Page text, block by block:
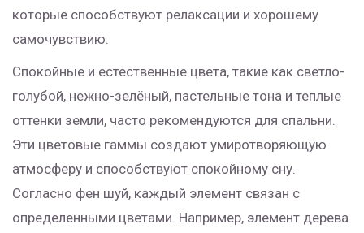
которые способствуют релаксации и хорошему
самочувствию.
Спокойные и естественные цвета, такие как светло-
голубой, нежно-зелёный, пастельные тона и теплые
оттенки земли, часто рекомендуются для спальни.
Эти цветовые гаммы создают умиротворяющую
атмосферу и способствуют спокойному сну.
Согласно фен шуй, каждый элемент связан с
определенными цветами. Например, элемент дерева